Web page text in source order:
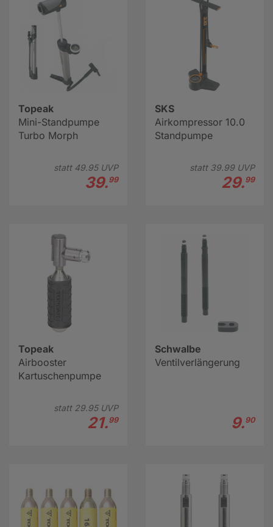
Topeak
Mini-Standpumpe
Turbo Morph
statt 49.95UVP
39.99
SKS
Airkompressor 10.0
Standpumpe
statt 39.99UVP
29.99
Topeak
Airbooster
Kartuschenpumpe
statt 29.95UVP
21.99
Schwalbe
Ventilverlängerung
9.90